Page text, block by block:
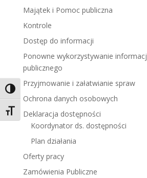
Toggle High Contrast
Toggle Font size
Majątek i Pomoc publiczna
Kontrole
Dostęp do informacji
Ponowne wykorzystywanie
publicznego
Przyjmowanie i załatwianie spraw
Ochrona danych osobowych
Deklaracja dostępności
Koordynator ds. dostępności
Plan działania
Oferty pracy
Zamówienia Publiczne